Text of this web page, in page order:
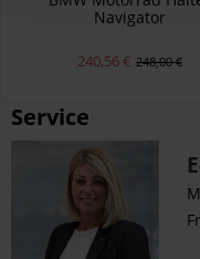
Navigator
240,56 € 248,00 €
Service